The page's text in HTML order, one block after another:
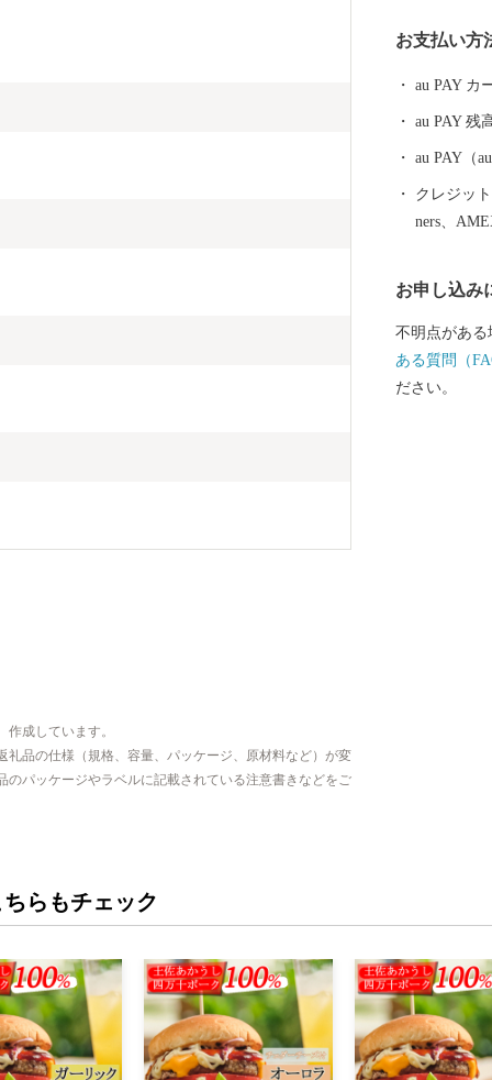
成しています。
品の仕様（規格、容量、パッケージ、原材料など）が変
パッケージやラベルに記載されている注意書きなどをご
恵まれていま
お支払い方
au PAY カ
au PAY 残
au PAY（
クレジッ
ners、
お申し込み
不明点があ
ある質問（
ださい。
らもチェック